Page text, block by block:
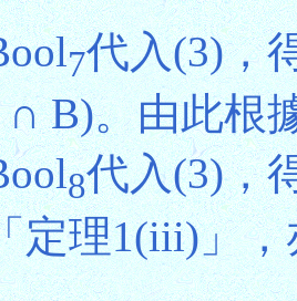
7代入(3)，
B)。由此根
8代入(3)，
定理1(iii)」